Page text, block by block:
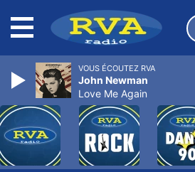
VOUS ÉCOUTEZ RVA
John Newman
Love Me Again